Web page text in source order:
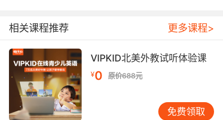
相关课程推荐 更多课程>
VIPKID北美外教试听体验课
¥0 原价688元
免费领取